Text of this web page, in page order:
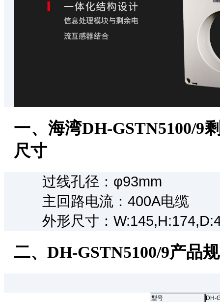
一、海湾DH-GSTN5100/9
尺寸
过线孔径：φ93mm
主回路电流：400A电缆
外形尺寸：
二、DH-GSTN5100/9产品
型号
DH-